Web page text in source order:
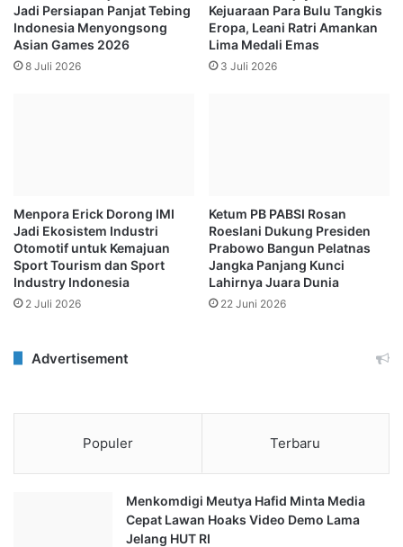
Jadi Persiapan Panjat Tebing
Indonesia Menyongsong
Asian Games 2026
8 Juli 2026
Kejuaraan Para Bulu Tangkis
Eropa, Leani Ratri Amankan
Lima Medali Emas
3 Juli 2026
Menpora Erick Dorong IMI
Jadi Ekosistem Industri
Otomotif untuk Kemajuan
Sport Tourism dan Sport
Industry Indonesia
2 Juli 2026
Ketum PB PABSI Rosan
Roeslani Dukung Presiden
Prabowo Bangun Pelatnas
Jangka Panjang Kunci
Lahirnya Juara Dunia
22 Juni 2026
Advertisement
Populer Terbaru
Menkomdigi Meutya Hafid Minta Media
Cepat Lawan Hoaks Video Demo Lama
Jelang HUT RI